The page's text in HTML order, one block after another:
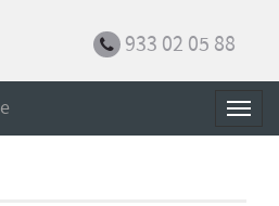
933 02 05 88